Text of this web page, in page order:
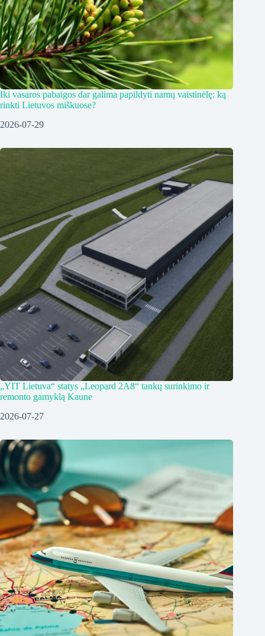
Iki vasaros pabaigos dar galima papildyti namų vaistinėlę: ką
rinkti Lietuvos miškuose?
2026-07-29
„YIT Lietuva“ statys „Leopard 2A8“ tankų surinkimo ir
remonto gamyklą Kaune
2026-07-27